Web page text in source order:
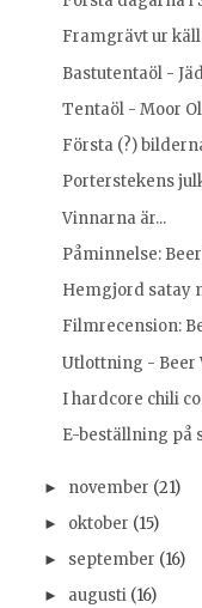
Framgrävt ur
Bastutentaöl -
Tentaöl - Moor
Första (?)
Porterstekens
Vinnarna är...
Påminnelse:
Hemgjord satay
Filmrecension:
Utlottning - Beer
I hardcore chili
E-beställning på
► november (21)
► oktober (15)
► september (16)
► augusti (16)